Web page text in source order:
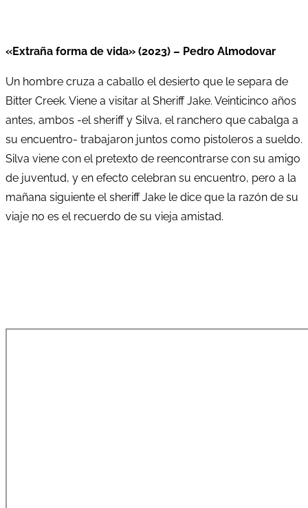
«Extraña forma de vida» (2023) – Pedro Almodovar
Un hombre cruza a caballo el desierto que le separa de
Bitter Creek. Viene a visitar al Sheriff Jake. Veinticinco años
antes, ambos -el sheriff y Silva, el ranchero que cabalga a
su encuentro- trabajaron juntos como pistoleros a sueldo.
Silva viene con el pretexto de reencontrarse con su amigo
de juventud, y en efecto celebran su encuentro, pero a la
mañana siguiente el sheriff Jake le dice que la razón de su
viaje no es el recuerdo de su vieja amistad.